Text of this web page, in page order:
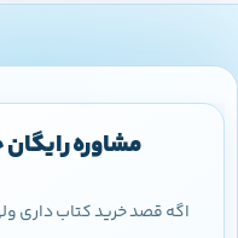
مشاوره
اگه قصد خرید کتاب داری